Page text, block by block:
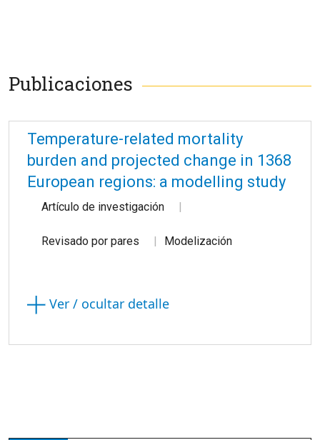
Publicaciones
Temperature-related mortality
burden and projected change in 1368
European regions: a modelling study
Artículo de investigación
Revisado por pares Modelización
Ver / ocultar detalle